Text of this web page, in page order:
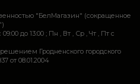
"БелМагазин" (сокращенное
до 13:00 ; Пн , Вт , Ср , Чт , Пт c
Гродненского городского
от 08.01.2004